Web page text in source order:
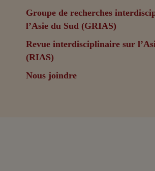
Groupe de recherches
l’Asie du Sud (GRIAS)
Revue interdisciplinaire sur
(RIAS)
Nous joindre